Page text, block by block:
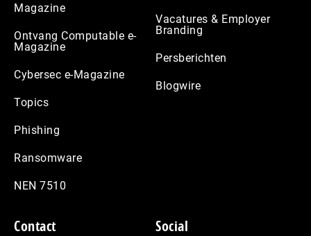
Magazine
Ontvang Computable e-
Magazine
Cybersec e-Magazine
Topics
Phishing
Ransomware
NEN 7510
Vacatures & Employer
Branding
Persberichten
Blogwire
Contact Social